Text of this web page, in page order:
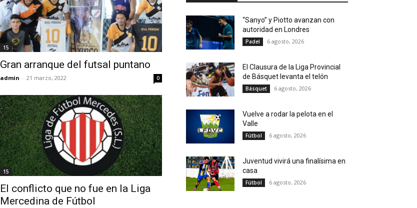
15
Gran arranque del futsal puntano
admin - 21 marzo, 2022 0
15
El conflicto que no fue en la Liga
Mercedina de Fútbol
“Sanyo” y Piotto avanzan con
autoridad en Londres
Padel 6 agosto, 2026
El Clausura de la Liga Provincial
de Básquet levanta el telón
Básquet 6 agosto, 2026
Vuelve a rodar la pelota en el
Valle
Fútbol 6 agosto, 2026
Juventud vivirá una finalísima en
casa
Fútbol 6 agosto, 2026